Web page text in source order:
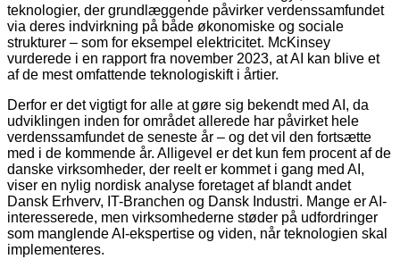
teknologier, der grundlæggende påvirker verdenssamfundet
via deres indvirkning på både økonomiske og sociale
strukturer – som for eksempel elektricitet. McKinsey
vurderede i en rapport fra november 2023, at AI kan blive et
af de mest omfattende teknologiskift i årtier.
Derfor er det vigtigt for alle at gøre sig bekendt med AI, da
udviklingen inden for området allerede har påvirket hele
verdenssamfundet de seneste år – og det vil den fortsætte
med i de kommende år. Alligevel er det kun fem procent af de
danske virksomheder, der reelt er kommet i gang med AI,
viser en nylig nordisk analyse foretaget af blandt andet
Dansk Erhverv, IT-Branchen og Dansk Industri. Mange er AI-
interesserede, men virksomhederne støder på udfordringer
som manglende AI-ekspertise og viden, når teknolo­gien skal
implementeres.